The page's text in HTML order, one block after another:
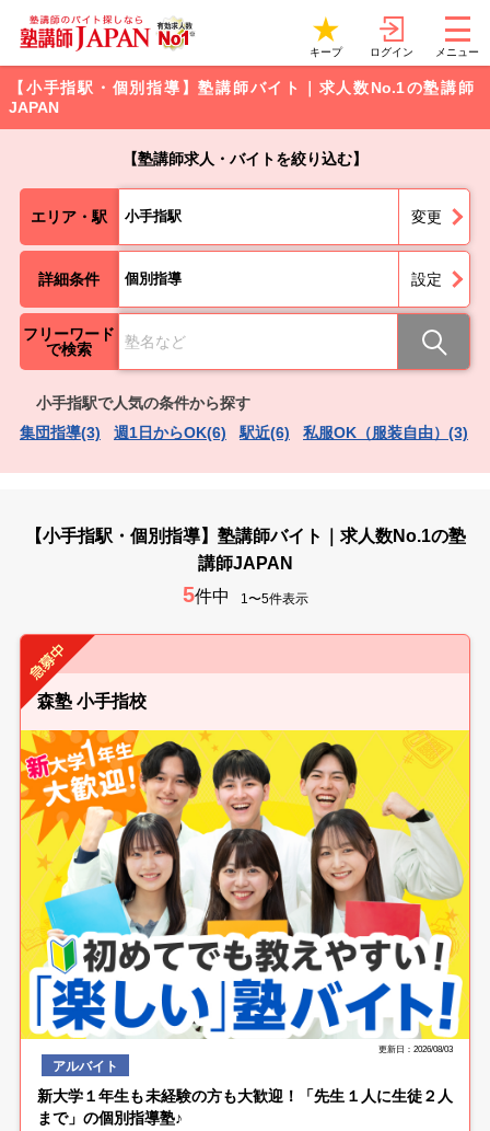
キープ ログイン メニュー
【小手指駅・個別指導】塾講師バイト｜求人数No.1の塾講師
JAPAN
【塾講師求人・バイトを絞り込む】
エリア・駅 小手指駅 変更
詳細条件 個別指導 設定
フリーワード
で検索
小手指駅で人気の条件から探す
集団指導(3)
週1日からOK(6) 駅近(6) 私服OK（服装自由）(3)
【小手指駅・個別指導】塾講師バイト｜求人数No.1の塾
講師JAPAN
5件中 1〜5件表示
森塾 小手指校
更新日：2026/08/03
アルバイト
新大学１年生も未経験の方も大歓迎！「先生１人に生徒２人
まで」の個別指導塾♪